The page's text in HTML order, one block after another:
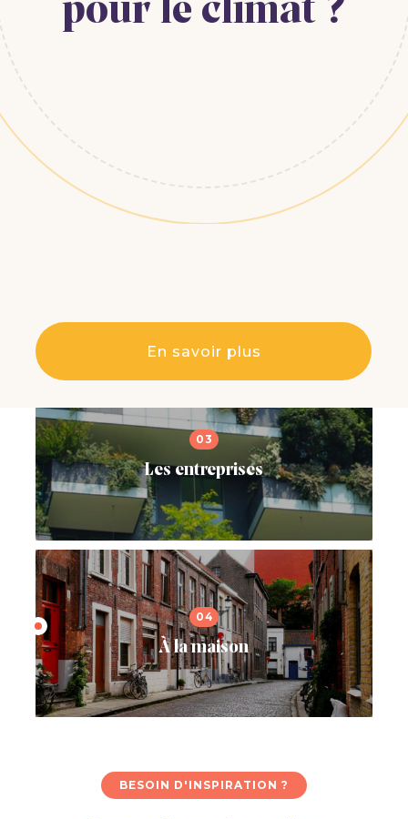
C’est quoi, la mobilité douce ?
intermittent ?
Pourquoi n'est-il pas facile pour la
Belgique de fonctionner à 100 % avec
de l'énergie renouvelable ?
Les entreprises
À la maison
BESOIN D'INSPIRATION ?
pour le climat ?